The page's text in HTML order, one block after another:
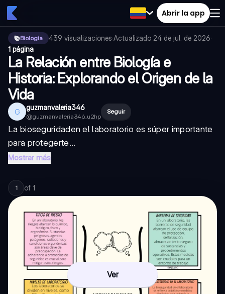
Abrir la app
Biologia 439 visualizaciones·Actualizado 24 de jul. de 2026·
1 página
La Relación entre Biología e
Historia: Explorando el Origen de la
Vida
G guzmanvaleria346
@guzmanvaleria346_u2hp
Seguir
La bioseguridaden el laboratorio es súper importante
para protegerte...
Mostrar más
1 of 1
Ver